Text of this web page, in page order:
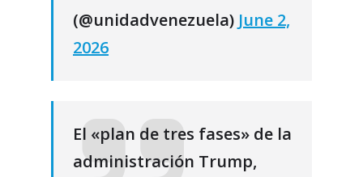
(@unidadvenezuela) June 2,
2026
El «plan de tres fases» de la
administración Trump,